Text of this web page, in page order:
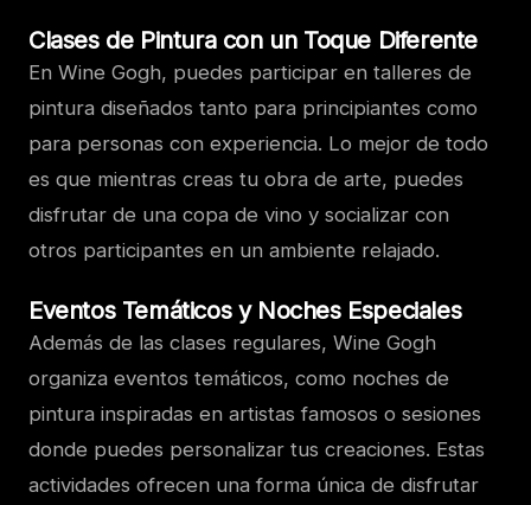
Clases de Pintura con un Toque Diferente
En Wine Gogh, puedes participar en talleres de
pintura diseñados tanto para principiantes como
para personas con experiencia. Lo mejor de todo
es que mientras creas tu obra de arte, puedes
disfrutar de una copa de vino y socializar con
otros participantes en un ambiente relajado.
Eventos Temáticos y Noches Especiales
Además de las clases regulares, Wine Gogh
organiza eventos temáticos, como noches de
pintura inspiradas en artistas famosos o sesiones
donde puedes personalizar tus creaciones. Estas
actividades ofrecen una forma única de disfrutar